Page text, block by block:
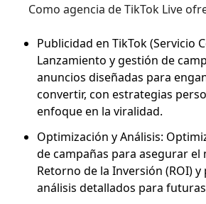
Como agencia de TikTok Live
Publicidad en TikTok (Servicio
Lanzamiento y gestión de
anuncios diseñadas para
convertir, con estrategias
enfoque en la viralidad.
Optimización y Análisis:
de campañas para asegurar el
Retorno de la Inversión (ROI)
análisis detallados para